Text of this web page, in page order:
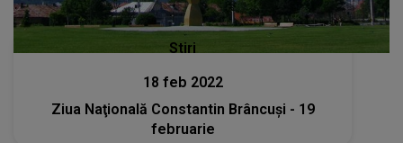
Stiri
18 feb 2022
Ziua Naţională Constantin Brâncuşi - 19
februarie